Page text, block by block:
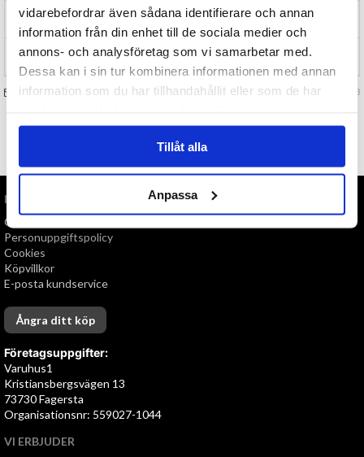
vidarebefordrar även sådana identifierare och annan
information från din enhet till de sociala medier och
annons- och analysföretag som vi samarbetar med.
Dessa kan i sin tur kombinera informationen med annan
information som du har tillhandahållit eller som de har
Tillåt alla
Anpassa
RECENSIONER (0)
TIPSA
FRÅGA OSS OM VARAN Art. nr 144278
TILL TOPPEN
INFORMATION
Om oss
Personuppgiftspolicy
Cookies
Köpvillkor
E-posta kundservice
Ångra ditt köp
Företagsuppgifter:
Varuhus1
Kristiansbergsvägen 13
73730 Fagersta
Organisationsnr: 559027-1044
VI ERBJUDER